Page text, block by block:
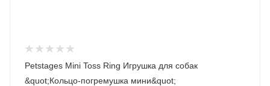
Petstages Mini Toss Ring Игрушка для собак
&quot;Кольцо-погремушка мини&quot;